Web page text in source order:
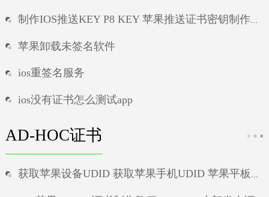
制作IOS推送KEY P8 KEY 苹果推送证书密钥制作教程
苹果卸载未签名软件
ios重签名服务
ios没有证书怎么测试app
ios打包可以不要证书吗
ios手机ipa一键签名工具
ios个人证书能否签名
AD-HOC证书
获取苹果设备UDID 获取苹果手机UDID 苹果平板UDID ipad的UDID